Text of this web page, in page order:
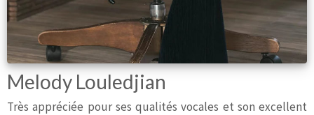
Melody Louledjian
Très appréciée pour ses qualités vocales et son excellent